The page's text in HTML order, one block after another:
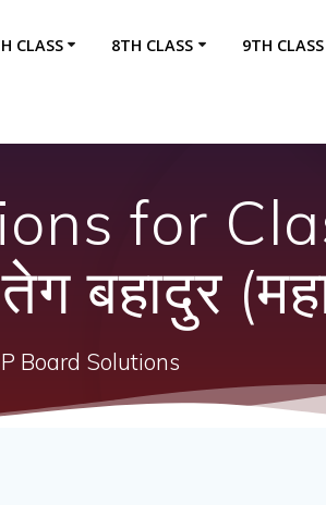
CLASS 8TH CLASS 9TH CLASS
for
Board Solutions